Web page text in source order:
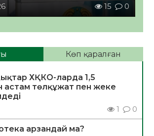
15 0
Көп қаралған
ХҚКО-ларда 1,5
астам төлқұжат пен жеке
1 0
арзандай ма?